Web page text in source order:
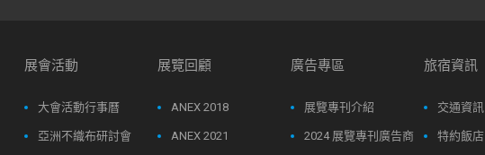
展會活動
大會活動行事曆
亞洲不織布研討會
展覽回顧
ANEX 2018
ANEX 2021
廣告專區
展覽專刊介紹
2024 展覽專刊廣告商
旅宿資訊
交通資訊
特約飯店